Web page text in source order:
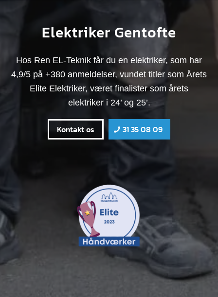
Elektriker Gentofte
Hos Ren EL-Teknik får du en elektriker, som har
4,9/5 på +380 anmeldelser, vundet titler som Årets
Elite Elektriker, været finalister som årets
elektriker i 24’ og 25’.
Kontakt os 31 35 08 09